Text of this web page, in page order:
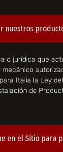
nuestros
o jurídica que
Italia la Ley
de
en el Sitio para